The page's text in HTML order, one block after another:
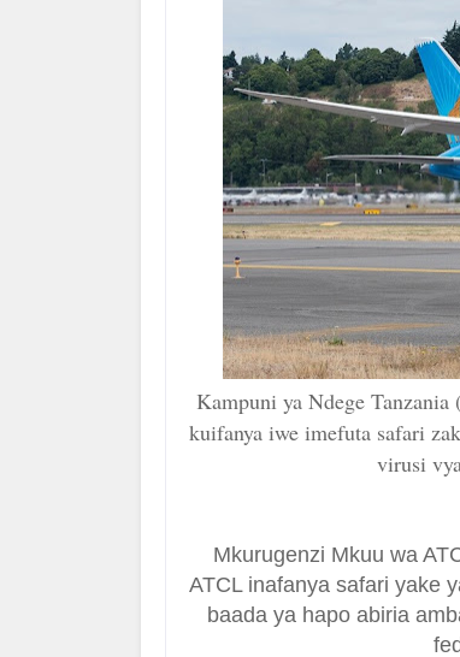
Kampuni ya Ndege
kuifanya iwe imefuta safari
virusi
Mkurugenzi Mkuu wa
ATCL inafanya safari yake
baada ya hapo abiria